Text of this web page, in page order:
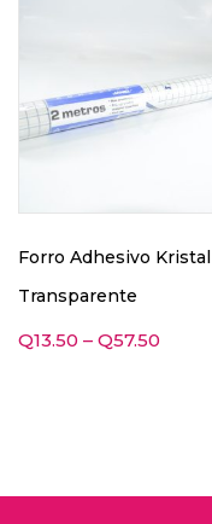
Forro Adhesivo Kristal
Transparente
Q13.50 – Q57.50